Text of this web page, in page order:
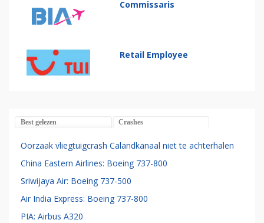
Commissaris
Retail Employee
Best gelezen Crashes
Oorzaak vliegtuigcrash Calandkanaal niet te achterhalen
China Eastern Airlines: Boeing 737-800
Sriwijaya Air: Boeing 737-500
Air India Express: Boeing 737-800
PIA: Airbus A320